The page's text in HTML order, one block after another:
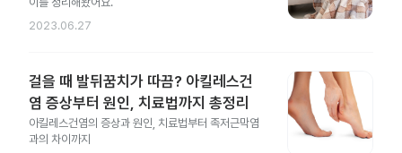
2023.06.27
걸을 때 발뒤꿈치가 따끔? 아킬레스건
염 증상부터 원인, 치료법까지 총정리
아킬레스건염의 증상과 원인, 치료법부터 족저근막염
과의 차이까지